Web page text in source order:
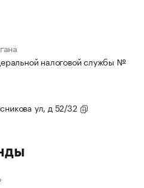
налоговой службы №
ул, д 52/32